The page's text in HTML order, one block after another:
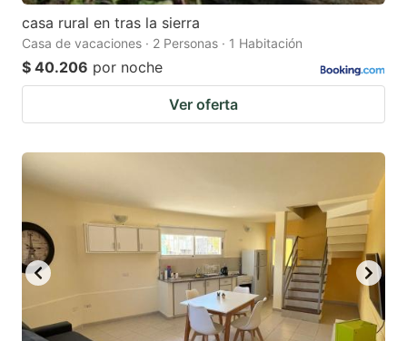
casa rural en tras la sierra
Casa de vacaciones · 2 Personas · 1 Habitación
$ 40.206 por noche
Ver oferta